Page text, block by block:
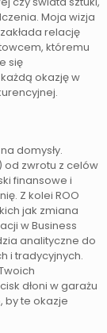
Moja wizja
relację
któremu
się
okazję w
domysły.
od zwrotu z celów
finansowe i
Z kolei ROO
jak zmiana
w Business
analityczne do
i tradycyjnych.
dłoni w garażu
by te okazje